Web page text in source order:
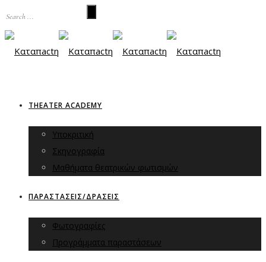
THEATER ACADEMY
Υποκριτική
Σκηνογραφία
Μαθήματα θεατρικών φωτισμών
ΠΑΡΑΣΤΑΣΕΙΣ/ΔΡΑΣΕΙΣ
Φωτογραφίες
Προγράμματα παραστάσεων